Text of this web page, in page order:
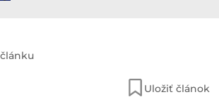
Uložiť článok